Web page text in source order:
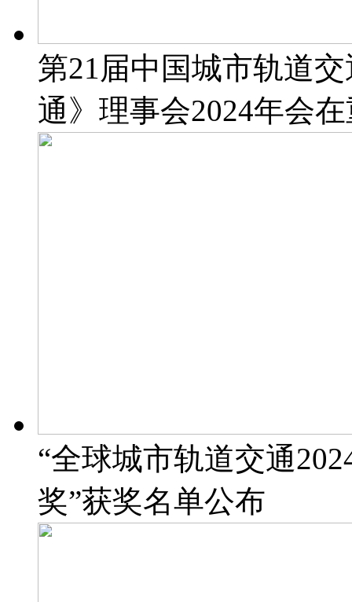
第21届中国城市轨道
通》理事会2024年会
“全球城市轨道交通
奖”获奖名单公布